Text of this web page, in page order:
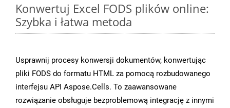
Konwertuj Excel FODS plików online:
Szybka i łatwa metoda
Usprawnij procesy konwersji dokumentów, konwertując
pliki FODS do formatu HTML za pomocą rozbudowanego
interfejsu API Aspose.Cells. To zaawansowane
rozwiązanie obsługuje bezproblemową integrację z innymi